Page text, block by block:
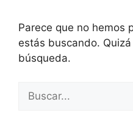
Parece que no hemos
estás buscando.
búsqueda.